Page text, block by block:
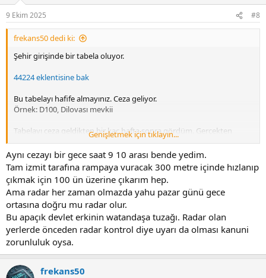
n
s
:
9 Ekim 2025 #8
frekans50 dedi ki:
Şehir girişinde bir tabela oluyor.
44224 eklentisine bak
Bu tabelayı hafife almayınız. Ceza geliyor.
Örnek: D100, Dilovası mevkii
Tabelayı ceza geldikten bir kaç hafta sonra gördüm. Gerçekten
varmış.
Genişletmek için tıklayın...
Aynı cezayı bir gece saat 9 10 arası bende yedim.
Tam izmit tarafına rampaya vuracak 300 metre içinde hızlanıp
çıkmak için 100 ün üzerine çıkarım hep.
Ama radar her zaman olmazda yahu pazar günü gece
ortasına doğru mu radar olur.
Bu apaçık devlet erkinin watandaşa tuzağı. Radar olan
yerlerde önceden radar kontrol diye uyarı da olması kanuni
zorunluluk oysa.
frekans50